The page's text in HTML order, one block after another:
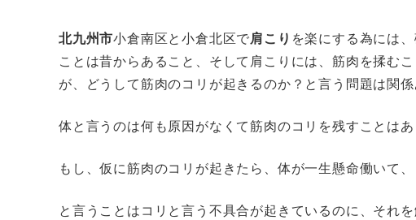
北九州市小倉南区と小倉北区で肩こり を楽にする為には
ことは昔からあること、そして肩こりには、筋肉を揉む
が、どうして筋肉のコリが起きるのか？と言う問題は関係
体と言うのは何も原因がなくて筋肉のコリを残すことはあ
もし、仮に筋肉のコリが起きたら、体が一生懸命働いて
と言うことはコリと言う不具合が起きているのに、それ